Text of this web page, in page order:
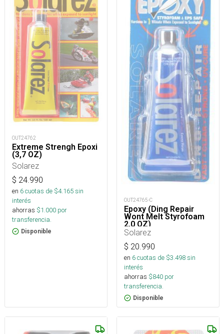
OUT24762
Extreme Strengh Epoxi
(3,7 OZ)
Solarez
$ 24.990
en 6cuotas de $4.165sin
interés
ahorras $1.000 por
transferencia.
Disponible
OUT24765-C
Epoxy (Ding Repair
Wont Melt Styrofoam
2,0 OZ)
Solarez
$ 20.990
en 6cuotas de $3.498sin
interés
ahorras $840 por
transferencia.
Disponible